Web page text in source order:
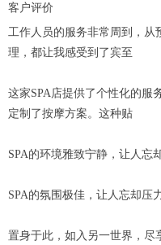
客户评价
工作人员的服务非常周到，从
理，都让我感受到了宾至
这家SPA店提供了个性化的服
定制了按摩方案。这种贴
SPA的环境雅致宁静，让人忘
SPA的氛围极佳，让人忘却压
置身于此，如入另一世界，尽